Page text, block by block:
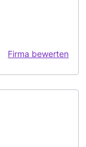
Firma bewerten